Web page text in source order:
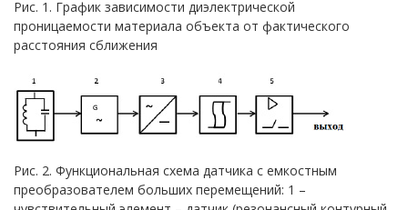
Рис. 1. График зависимости диэлектрической
проницаемости материала объекта от фактического
расстояния сближения
Рис. 2. Функциональная схема датчика с емкостным
преобразователем больших перемещений: 1 –